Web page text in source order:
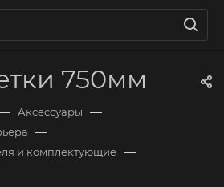
750мм
Аксессуары —
—
и комплектующие —